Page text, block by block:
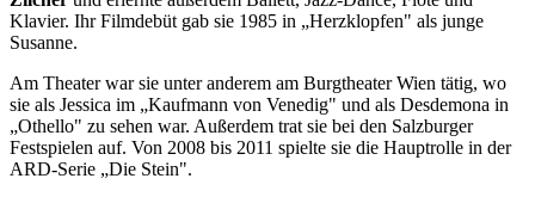
Klavier. Ihr Filmdebüt gab sie 1985 in „Herzklopfen" als junge
Susanne.
Am Theater war sie unter anderem am Burgtheater Wien tätig, wo
sie als Jessica im „Kaufmann von Venedig" und als Desdemona in
„Othello" zu sehen war. Außerdem trat sie bei den Salzburger
Festspielen auf. Von 2008 bis 2011 spielte sie die Hauptrolle in der
ARD-Serie „Die Stein".